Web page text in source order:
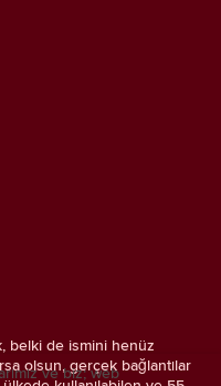
belki de ismini henüz
olsun, gerçek bağlantılar
ve biz; web